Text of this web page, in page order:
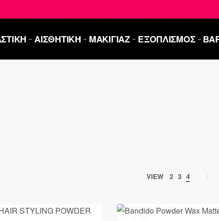
ΑΙΣΘΗΤΙΚΗ ΜΑΚΙΓΙΑΖ ΕΞΟΠΛΙΣΜΟΣ
VIEW 2 3 4